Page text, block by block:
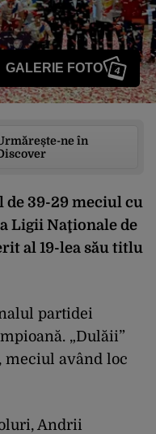
GALERIE FOTO 4
ne în
de 39-29 meciul cu
Ligii Naţionale de
al 19-lea său titlu
partidei
„Dulăii”
meciul având loc
Andrii